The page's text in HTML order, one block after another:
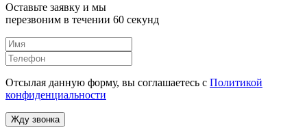
Оставьте заявку и мы
перезвоним в течении 60 секунд
Отсылая данную форму, вы соглашаетесь с Политикой
конфиденциальности
Жду звонка